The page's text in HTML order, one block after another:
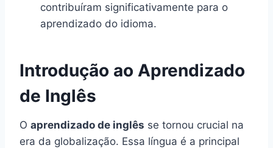
contribuíram significativamente para o
aprendizado do idioma.
Introdução ao Aprendizado
de Inglês
O aprendizado de inglês se tornou crucial na
era da globalização. Essa língua é a principal